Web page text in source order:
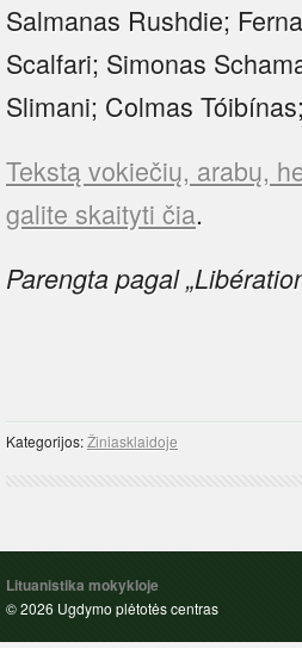
Salmanas Rushdie;
Scalfari; Simonas
Slimani; Colmas
Tekstą vokiečių, arabų,
galite skaityti čia.
Parengta pagal
Kategorijos:Žiniasklaidoje
Lituanistika mokykloje
© 2026 Ugdymo plėtotės centras